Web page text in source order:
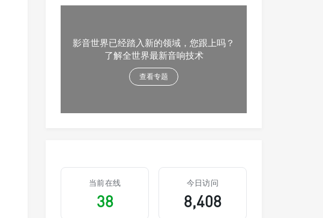
影音世界已经踏入新的领域，您跟上吗？
了解全世界最新音响技术
查看专题
当前在线
38
今日访问
8,408